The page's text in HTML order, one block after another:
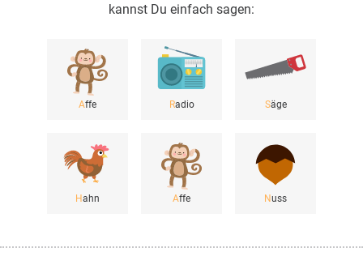
kannst Du einfach sagen:
Affe Radio Säge
Hahn Affe Nuss